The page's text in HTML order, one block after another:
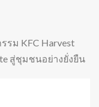
รม KFC Harvest
สู่ชุมชนอย่างยั่งยืน